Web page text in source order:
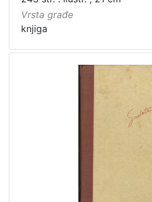
Vrsta građe
knjiga